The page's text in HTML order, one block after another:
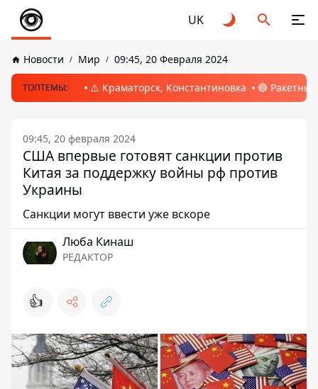
UK
Новости Мир 09:45, 20 Февраля 2024
ТОПТЕМЫ: ⚠️ Краматорск, Константиновка 🔴
09:45, 20 февраля 2024
США впервые готовят санкции против
Китая за поддержку войны рф против
Украины
Санкции могут ввести уже вскоре
Люба Кинаш
РЕДАКТОР
👍